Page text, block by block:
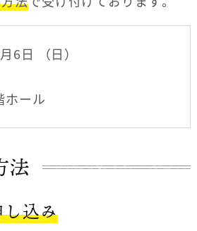
6日 （日）
ホール
法
し込み